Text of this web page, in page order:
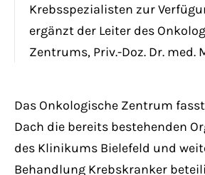
Krebsspezialisten zur
ergänzt der Leiter des
Zentrums, Priv.-Doz. Dr. med.
Das Onkologische Zentrum
Dach die bereits bestehenden
des Klinikums Bielefeld und
Behandlung Krebskranker